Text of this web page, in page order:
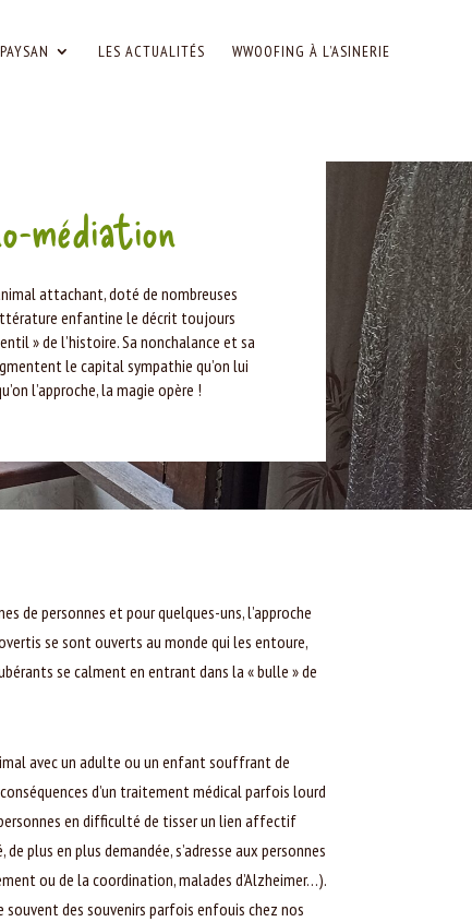
LES ACTUALITÉS WWOOFING À L’ASINERIE
médiation
attachant, doté de nombreuses
enfantine le décrit toujours
» de l’histoire. Sa nonchalance et sa
le capital sympathie qu’on lui
l’approche, la magie opère !
de personnes et pour quelques-uns, l’approche
se sont ouverts au monde qui les entoure,
se calment en entrant dans la « bulle » de
avec un adulte ou un enfant souffrant de
d’un traitement médical parfois lourd
en difficulté de tisser un lien affectif
plus en plus demandée, s’adresse aux personnes
ou de la coordination, malades d’Alzheimer…).
des souvenirs parfois enfouis chez nos